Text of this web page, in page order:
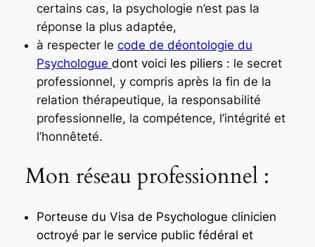
certains cas, la psychologie n’est pas la
réponse la plus adaptée,
à respecter le code de déontologie du
Psychologue dont voici les piliers : le secret
professionnel, y compris après la fin de la
relation thérapeutique, la responsabilité
professionnelle, la compétence, l’intégrité et
l’honnêteté.
Mon réseau professionnel :
Porteuse du Visa de Psychologue clinicien
octroyé par le service public fédéral et